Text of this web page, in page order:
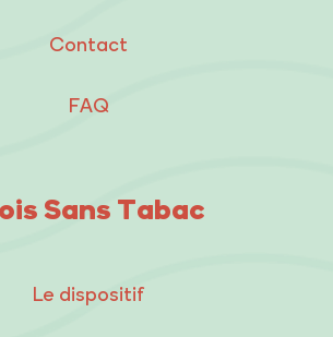
Contact
FAQ
Sans Tabac
Le dispositif